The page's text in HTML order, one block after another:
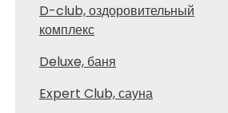
D-club, оздоровительный
комплекс
Deluxe, баня
Expert Club, сауна